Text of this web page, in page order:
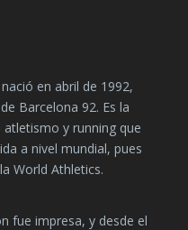
en abril de 1992,
Barcelona 92. Es la
atletismo y running que
a nivel mundial, pues
World Athletics.
fue impresa, y desde el